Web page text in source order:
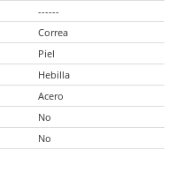
------
Correa
Piel
Hebilla
Acero
No
No